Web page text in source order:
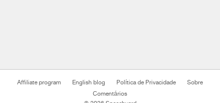
Affiliate program English blog Política de Privacidade
Sobre
Comentários